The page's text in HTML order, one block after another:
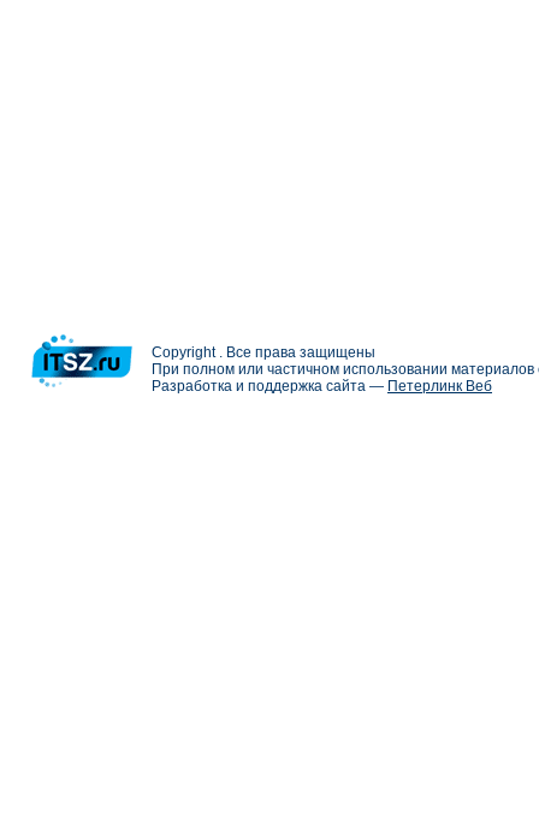
Copyright . Все права защищены
При полном или частичном использовании
Разработка и поддержка сайта — Петерлинк Веб